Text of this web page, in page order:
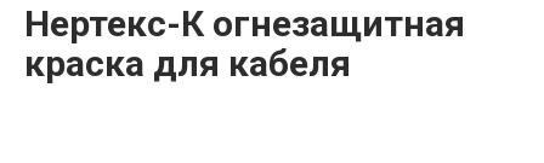
Нертекс-К огнезащитная
краска для кабеля